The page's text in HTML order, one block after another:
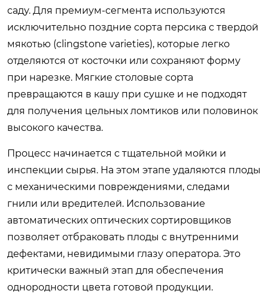
саду. Для премиум-сегмента используются
исключительно поздние сорта персика с твердой
мякотью (clingstone varieties), которые легко
отделяются от косточки или сохраняют форму
при нарезке. Мягкие столовые сорта
превращаются в кашу при сушке и не подходят
для получения цельных ломтиков или половинок
высокого качества.
Процесс начинается с тщательной мойки и
инспекции сырья. На этом этапе удаляются плоды
с механическими повреждениями, следами
гнили или вредителей. Использование
автоматических оптических сортировщиков
позволяет отбраковать плоды с внутренними
дефектами, невидимыми глазу оператора. Это
критически важный этап для обеспечения
однородности цвета готовой продукции.